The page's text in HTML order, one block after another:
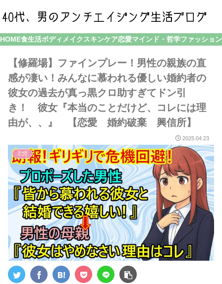
HOME食生活ボディメイク スキンケア恋愛マインド・哲学ファッション
【修羅場】ファインプレー！男性の親族の直
感が凄い！みんなに慕われる優しい婚約者の
彼女の過去が真っ黒クロ助すぎてドン引
き！ 彼女『本当のことだけど、コレには理
由が、、』 【恋愛 婚約破棄 興信所】
2025.04.23
恋愛